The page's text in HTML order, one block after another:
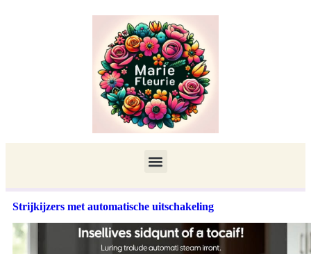
Strijkijzers met automatische uitschakeling